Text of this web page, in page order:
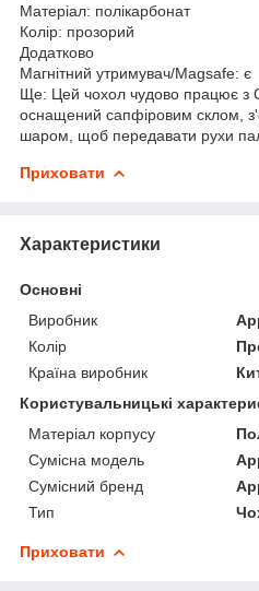
Матеріал: полікарбонат
Колір: прозорий
Додатково
Магнітний утримувач/Magsafe: є
Ще: Цей чохол чудово працює з
оснащений сапфіровим склом,
шаром, щоб передавати рухи
Приховати
Характеристики
Основні
Виробник
Колір
Країна виробник
Користувальницькі
Матеріал корпусу
Сумісна модель
Сумісний бренд
Тип
Приховати